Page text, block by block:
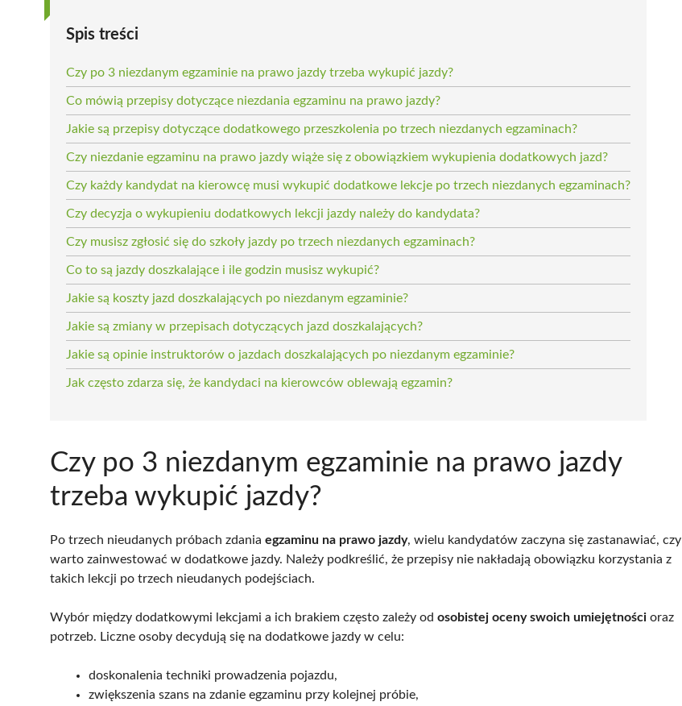
Spis treści
Czy po 3 niezdanym egzaminie na prawo jazdy trzeba wykupić jazdy?
Co mówią przepisy dotyczące niezdania egzaminu na prawo jazdy?
Jakie są przepisy dotyczące dodatkowego przeszkolenia po trzech niezdanych egzaminach?
Czy niezdanie egzaminu na prawo jazdy wiąże się z obowiązkiem wykupienia dodatkowych jazd?
Czy każdy kandydat na kierowcę musi wykupić dodatkowe lekcje po trzech niezdanych egzaminach?
Czy decyzja o wykupieniu dodatkowych lekcji jazdy należy do kandydata?
Czy musisz zgłosić się do szkoły jazdy po trzech niezdanych egzaminach?
Co to są jazdy doszkalające i ile godzin musisz wykupić?
Jakie są koszty jazd doszkalających po niezdanym egzaminie?
Jakie są zmiany w przepisach dotyczących jazd doszkalających?
Jakie są opinie instruktorów o jazdach doszkalających po niezdanym egzaminie?
Jak często zdarza się, że kandydaci na kierowców oblewają egzamin?
Czy po 3 niezdanym egzaminie na prawo jazdy
trzeba wykupić jazdy?
Po trzech nieudanych próbach zdania egzaminu na prawo jazdy, wielu kandydatów zaczyna się zastanawiać, czy
warto zainwestować w dodatkowe jazdy. Należy podkreślić, że przepisy nie nakładają obowiązku korzystania z
takich lekcji po trzech nieudanych podejściach.
Wybór między dodatkowymi lekcjami a ich brakiem często zależy od osobistej oceny swoich umiejętności oraz
potrzeb. Liczne osoby decydują się na dodatkowe jazdy w celu:
doskonalenia techniki prowadzenia pojazdu,
zwiększenia szans na zdanie egzaminu przy kolejnej próbie,